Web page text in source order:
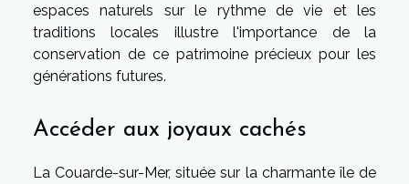
espaces naturels sur le rythme de vie et les
traditions locales illustre l'importance de la
conservation de ce patrimoine précieux pour les
générations futures.
Accéder aux joyaux cachés
La Couarde-sur-Mer, située sur la charmante île de